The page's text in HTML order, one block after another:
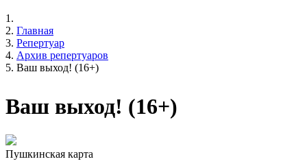
Главная
Репертуар
Архив репертуаров
Ваш выход! (16+)
Ваш выход! (16+)
Пушкинская карта